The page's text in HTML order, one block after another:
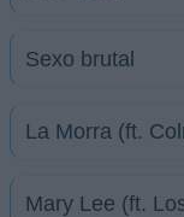
Sexo brutal
La Morra (ft.
Mary Lee (ft.